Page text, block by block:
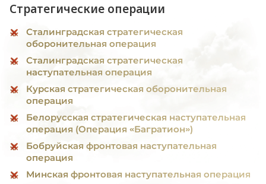
Стратегические операции
Сталинградская стратегическая
оборонительная операция
Сталинградская стратегическая
наступательная операция
Курская стратегическая оборонительная
операция
Белорусская стратегическая наступательная
операция (Операция «Багратион»)
Бобруйская фронтовая наступательная
операция
Минская фронтовая наступательная операция